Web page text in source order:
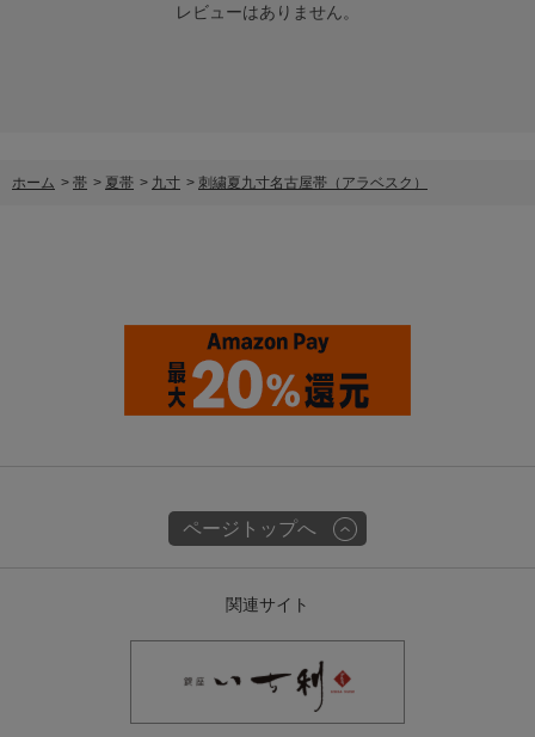
レビューはありません。
ホーム > 帯 > 夏帯 > 九寸 > 刺繍夏九寸名古屋帯（アラベスク）
ページトップへ
関連サイト